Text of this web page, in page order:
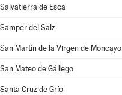
Salvatierra de Esca
Samper del Salz
San Martín de la Virgen de Moncayo
San Mateo de Gállego
Santa Cruz de Grío